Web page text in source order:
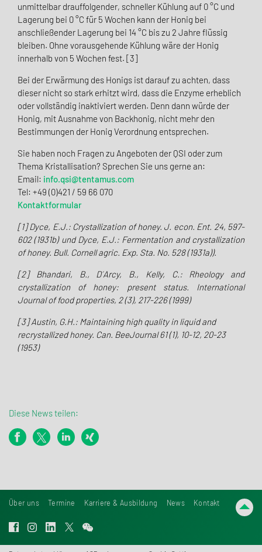
unmittelbar drauffolgender, schneller Kühlung auf 0 °C und
Lagerung bei 0 °C für 5 Wochen kann der Honig bei
anschließender Lagerung bei 14 °C bis zu 2 Jahre flüssig
bleiben. Ohne vorausgehende Kühlung wäre der Honig
innerhalb von 5 Wochen fest. [3]
Bei der Erwärmung des Honigs ist darauf zu achten, dass
dieser nicht so stark erhitzt wird, dass die Enzyme erheblich
oder vollständig inaktiviert werden. Denn dann würde der
Honig, mit Ausnahme von Backhonig, nicht mehr den
Bestimmungen der Honig Verordnung entsprechen.
Sie haben noch Fragen zu Angeboten der QSI oder zum
Thema Kristallisation? Sprechen Sie uns gerne an:
Email: info.qsi@tentamus.com
Tel: +49 (0)421 / 59 66 070
Kontaktformular
[1] Dyce, E.J.: Crystallization of honey. J. econ. Ent. 24, 597-
602 (1931b) und Dyce, E.J.: Fermentation and crystallization
of honey. Bull. Cornell agric. Exp. Sta. No. 528 (1931a)).
[2] Bhandari, B., D´Arcy, B., Kelly, C.: Rheology and
crystallization of honey: present status.
International
Journalof food properties, 2 (3), 217-226 (1999)
[3] Austin, G.H.: Maintaining high quality in liquid and
recrystallized honey. Can. BeeJournal 61 (1), 10-12, 20-23
(1953)
Diese News teilen:
Über uns Termine Karriere & Ausbildung News Kontakt